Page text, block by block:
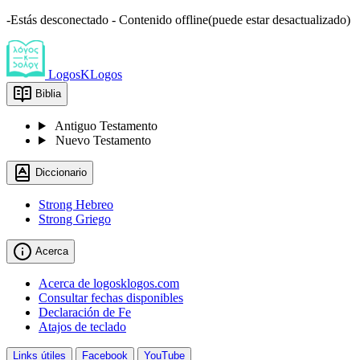
-Estás desconectado - Contenido offline(puede estar desactualizado)
LogosKLogos
Biblia
Antiguo Testamento
Nuevo Testamento
Diccionario
Strong Hebreo
Strong Griego
Acerca
Acerca de logosklogos.com
Consultar fechas disponibles
Declaración de Fe
Atajos de teclado
Links útiles Facebook YouTube